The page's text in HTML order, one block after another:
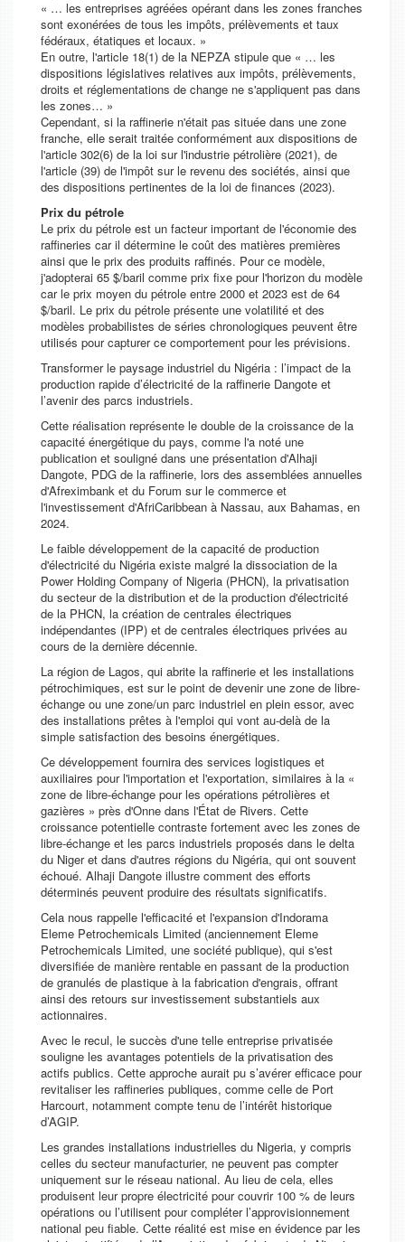
« … les entreprises agréées opérant dans les zones franches
sont exonérées de tous les impôts, prélèvements et taux
fédéraux, étatiques et locaux. »
En outre, l'article 18(1) de la NEPZA stipule que « … les
dispositions législatives relatives aux impôts, prélèvements,
droits et réglementations de change ne s'appliquent pas dans
les zones… »
Cependant, si la raffinerie n'était pas située dans une zone
franche, elle serait traitée conformément aux dispositions de
l'article 302(6) de la loi sur l'industrie pétrolière (2021), de
l'article (39) de l'impôt sur le revenu des sociétés, ainsi que
des dispositions pertinentes de la loi de finances (2023).
Prix du pétrole
Le prix du pétrole est un facteur important de l'économie des
raffineries car il détermine le coût des matières premières
ainsi que le prix des produits raffinés. Pour ce modèle,
j'adopterai 65 $/baril comme prix fixe pour l'horizon du modèle
car le prix moyen du pétrole entre 2000 et 2023 est de 64
$/baril. Le prix du pétrole présente une volatilité et des
modèles probabilistes de séries chronologiques peuvent être
utilisés pour capturer ce comportement pour les prévisions.
Transformer le paysage industriel du Nigéria : l’impact de la
production rapide d’électricité de la raffinerie Dangote et
l’avenir des parcs industriels.
Cette réalisation représente le double de la croissance de la
capacité énergétique du pays, comme l'a noté une
publication et souligné dans une présentation d'Alhaji
Dangote, PDG de la raffinerie, lors des assemblées annuelles
d'Afreximbank et du Forum sur le commerce et
l'investissement d'AfriCaribbean à Nassau, aux Bahamas, en
2024.
Le faible développement de la capacité de production
d'électricité du Nigéria existe malgré la dissociation de la
Power Holding Company of Nigeria (PHCN), la privatisation
du secteur de la distribution et de la production d'électricité
de la PHCN, la création de centrales électriques
indépendantes (IPP) et de centrales électriques privées au
cours de la dernière décennie.
La région de Lagos, qui abrite la raffinerie et les installations
pétrochimiques, est sur le point de devenir une zone de libre-
échange ou une zone/un parc industriel en plein essor, avec
des installations prêtes à l'emploi qui vont au-delà de la
simple satisfaction des besoins énergétiques.
Ce développement fournira des services logistiques et
auxiliaires pour l'importation et l'exportation, similaires à la «
zone de libre-échange pour les opérations pétrolières et
gazières » près d'Onne dans l'État de Rivers. Cette
croissance potentielle contraste fortement avec les zones de
libre-échange et les parcs industriels proposés dans le delta
du Niger et dans d'autres régions du Nigéria, qui ont souvent
échoué. Alhaji Dangote illustre comment des efforts
déterminés peuvent produire des résultats significatifs.
Cela nous rappelle l'efficacité et l'expansion d'Indorama
Eleme Petrochemicals Limited (anciennement Eleme
Petrochemicals Limited, une société publique), qui s'est
diversifiée de manière rentable en passant de la production
de granulés de plastique à la fabrication d'engrais, offrant
ainsi des retours sur investissement substantiels aux
actionnaires.
Avec le recul, le succès d'une telle entreprise privatisée
souligne les avantages potentiels de la privatisation des
actifs publics. Cette approche aurait pu s’avérer efficace pour
revitaliser les raffineries publiques, comme celle de Port
Harcourt, notamment compte tenu de l’intérêt historique
d’AGIP.
Les grandes installations industrielles du Nigeria, y compris
celles du secteur manufacturier, ne peuvent pas compter
uniquement sur le réseau national. Au lieu de cela, elles
produisent leur propre électricité pour couvrir 100 % de leurs
opérations ou l’utilisent pour compléter l’approvisionnement
national peu fiable. Cette réalité est mise en évidence par les